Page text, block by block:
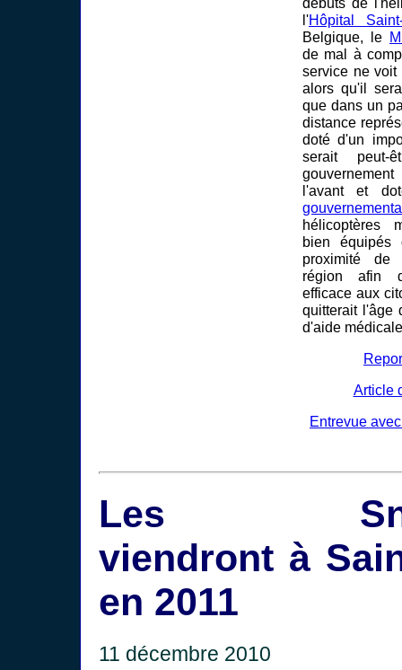
l'Hôpital
Belgique, le
de mal à
service ne
alors qu'il
que dans un
distance
doté d'un
serait
l'avant et
hélicoptères
bien équipés
proximité de
région afin
efficace aux
quitterait l'âge
d'aide
Article
Entrevue
Les
viendront à
en 2011
11 décembre 2010